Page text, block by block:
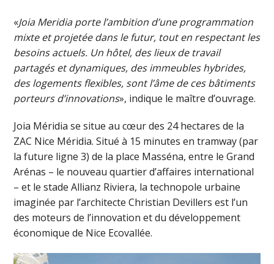
«Joia Meridia porte l’ambition d’une programmation
mixte et projetée dans le futur, tout en respectant les
besoins actuels. Un hôtel, des lieux de travail
partagés et dynamiques, des immeubles hybrides,
des logements flexibles, sont l’âme de ces bâtiments
porteurs d’innovations», indique le maître d’ouvrage.
Joia Méridia se situe au cœur des 24 hectares de la
ZAC Nice Méridia. Situé à 15 minutes en tramway (par
la future ligne 3) de la place Masséna, entre le Grand
Arénas – le nouveau quartier d’affaires international
– et le stade Allianz Riviera, la technopole urbaine
imaginée par l’architecte Christian Devillers est l’un
des moteurs de l’innovation et du développement
économique de Nice Ecovallée.